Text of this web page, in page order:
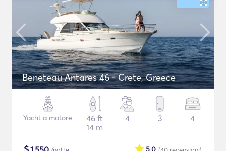
Beneteau Antares 46 - Crete, Greece
Yacht a motore
46 ft
14 m
4 3 4